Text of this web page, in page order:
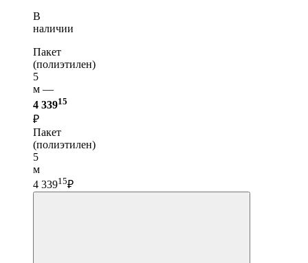
В
наличии
Пакет
(полиэтилен)
5
м —
4 33915
₽
Пакет
(полиэтилен)
5
м
4 33915₽